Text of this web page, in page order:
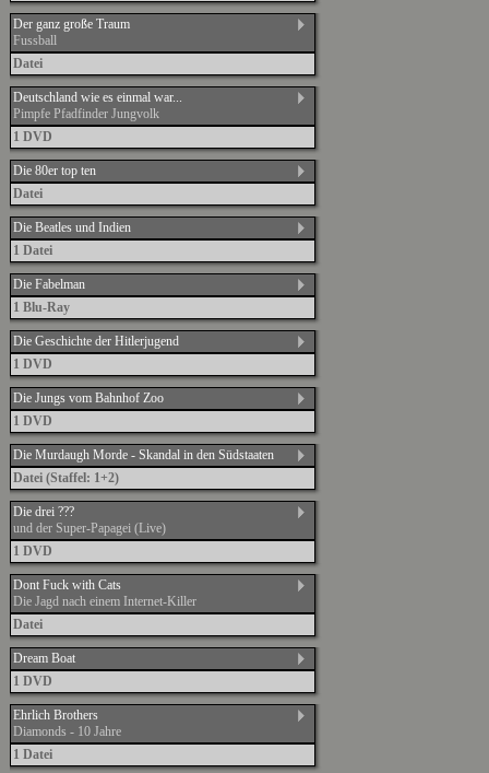
Der ganz große Traum
Fussball
Datei
Deutschland wie es einmal war...
Pimpfe Pfadfinder Jungvolk
1 DVD
Die 80er top ten
Datei
Die Beatles und Indien
1 Datei
Die Fabelman
1 Blu-Ray
Die Geschichte der Hitlerjugend
1 DVD
Die Jungs vom Bahnhof Zoo
1 DVD
Die Murdaugh Morde - Skandal in den Südstaaten
Datei (Staffel: 1+2)
Die drei ???
und der Super-Papagei (Live)
1 DVD
Dont Fuck with Cats
Die Jagd nach einem Internet-Killer
Datei
Dream Boat
1 DVD
Ehrlich Brothers
Diamonds - 10 Jahre
1 Datei